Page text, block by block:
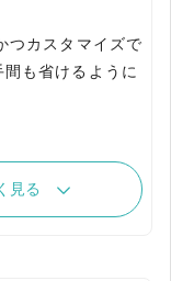
つカスタマイズで
も省けるように
見る